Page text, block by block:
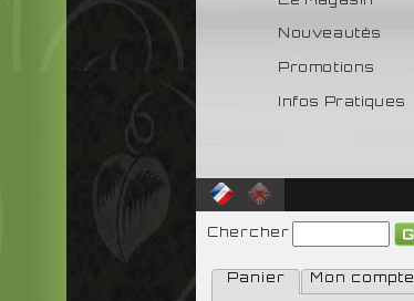
Nouveautés
Promotions
Infos Pratiques
Chercher
Panier Mon compte